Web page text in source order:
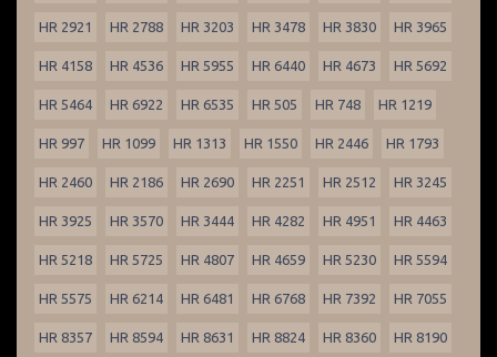
HR 2921 HR 2788 HR 3203 HR 3478 HR 3830 HR 3965
HR 4158 HR 4536 HR 5955 HR 6440 HR 4673 HR 5692
HR 5464 HR 6922 HR 6535 HR 505 HR 748 HR 1219
HR 997 HR 1099 HR 1313 HR 1550 HR 2446 HR 1793
HR 2460 HR 2186 HR 2690 HR 2251 HR 2512 HR 3245
HR 3925 HR 3570 HR 3444 HR 4282 HR 4951 HR 4463
HR 5218 HR 5725 HR 4807 HR 4659 HR 5230 HR 5594
HR 5575 HR 6214 HR 6481 HR 6768 HR 7392 HR 7055
HR 8357 HR 8594 HR 8631 HR 8824 HR 8360 HR 8190